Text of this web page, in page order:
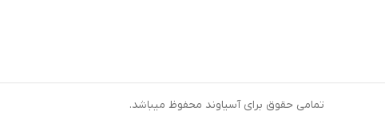
تمامی حقوق برای آسیاوند محفوظ میباشد.